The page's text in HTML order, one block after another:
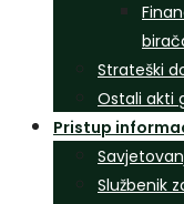
Strateški
Ostali akti
Pristup
Službenik